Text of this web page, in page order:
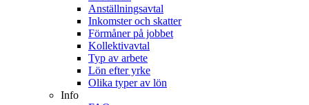
Anställningsavtal
Inkomster och skatter
Förmåner på jobbet
Kollektivavtal
Typ av arbete
Lön efter yrke
Olika typer av lön
Info